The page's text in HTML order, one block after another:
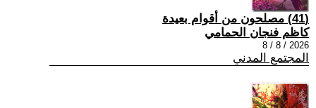
(41) مصلحون من أقوام بعيدة
كاظم فنجان الحمامي
2026 / 8 / 8
المجتمع المدني